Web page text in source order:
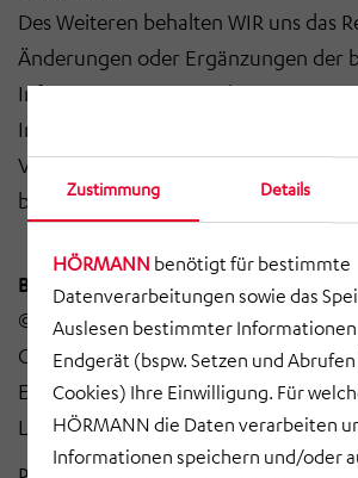
Zustimmung Details
HÖRMANN benötigt für bestimmte
Datenverarbeitungen sowie das
Auslesen bestimmter
Endgerät (bspw. Setzen und
Cookies) Ihre Einwilligung. Für
HÖRMANN die Daten verarbeiten
Informationen speichern und/oder
Des Weiteren behalten WIR uns das
Änderungen oder Ergänzungen der
Informationen vorzunehmen. Die
Informationen oder Daten,
Verwendung von Texten, Textteilen
bedarf unserer vorherigen
Bildnachweis HÖRMANN BauPlan:
© HÖRMANN Gruppe, Getty Images
Gruppe), HÖRMANN BauPlan,
Eins Energie in Sachsen, Evonik
Leiterplatten, Merz Pharma,